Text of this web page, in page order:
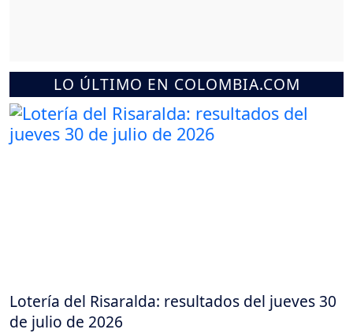
LO ÚLTIMO EN COLOMBIA.COM
Lotería del Risaralda: resultados del jueves 30
de julio de 2026